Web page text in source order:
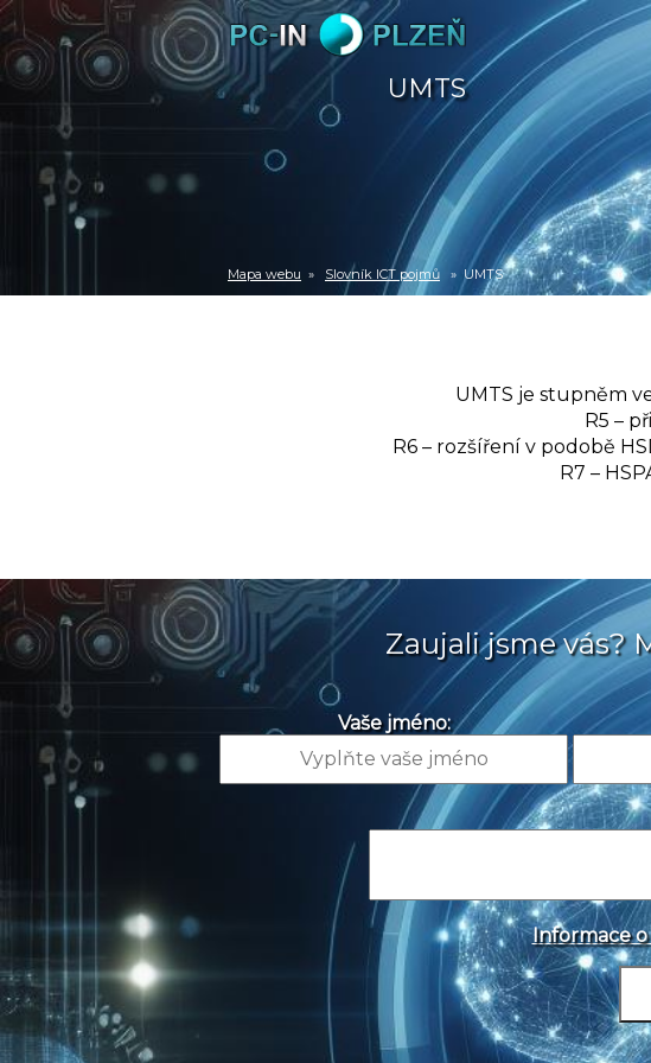
UMTS
Mapa webu » Slovník ICT pojmů » UMTS
UMTS je stupněm
R5 –
R6 – rozšíření v podobě
R7 –
Zaujali jsme vás?
Vaše jméno:
Informace o